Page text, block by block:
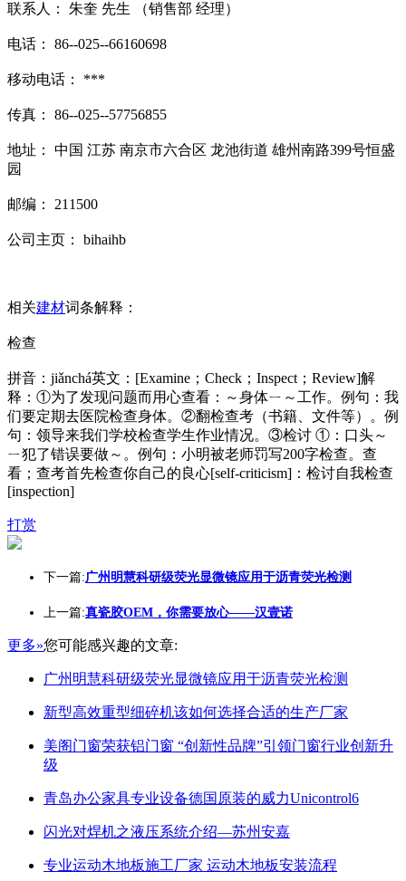
联系人： 朱奎 先生 （销售部 经理）
电话： 86--025--66160698
移动电话： ***
传真： 86--025--57756855
地址： 中国 江苏 南京市六合区 龙池街道 雄州南路399号恒盛
园
邮编： 211500
公司主页： bihaihb
相关建材词条解释：
检查
拼音：jiǎnchá英文：[Examine；Check；Inspect；Review]解
释：①为了发现问题而用心查看：～身体ㄧ～工作。例句：我
们要定期去医院检查身体。②翻检查考（书籍、文件等）。例
句：领导来我们学校检查学生作业情况。③检讨 ①：口头～
ㄧ犯了错误要做～。例句：小明被老师罚写200字检查。查
看；查考首先检查你自己的良心[self-criticism]：检讨自我检查
[inspection]
打赏
下一篇:广州明慧科研级荧光显微镜应用于沥青荧光检测
上一篇:真瓷胶OEM，你需要放心——汉壹诺
更多»您可能感兴趣的文章:
广州明慧科研级荧光显微镜应用于沥青荧光检测
新型高效重型细碎机该如何选择合适的生产厂家
美阁门窗荣获铝门窗 “创新性品牌”引领门窗行业创新升
级
青岛办公家具专业设备德国原装的威力Unicontrol6
闪光对焊机之液压系统介绍—苏州安嘉
专业运动木地板施工厂家 运动木地板安装流程